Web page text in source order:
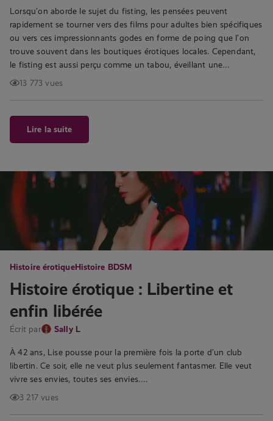
Lorsqu’on aborde le sujet du fisting, les pensées peuvent
rapidement se tourner vers des films pour adultes bien spécifiques
ou vers ces impressionnants godes en forme de poing que l’on
trouve souvent dans les boutiques érotiques locales. Cependant,
le fisting est aussi perçu comme un tabou, éveillant une…
13 773 vues
Lire la suite
Histoire érotiqueHistoire BDSM
Histoire érotique : Libertine et
enfin libérée
Écrit par Sally L
À 42 ans, Lise pousse pour la première fois la porte d’un club
libertin. Ce soir, elle ne veut plus seulement fantasmer. Elle veut
vivre ses envies, toutes ses envies….
3 217 vues